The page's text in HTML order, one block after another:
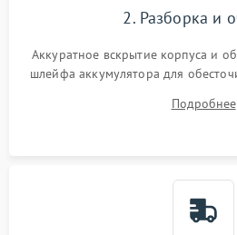
2. Разборка и
Аккуратное вскрытие корпуса и
шлейфа аккумулятора для
высохшей термопасты с
Подробнее